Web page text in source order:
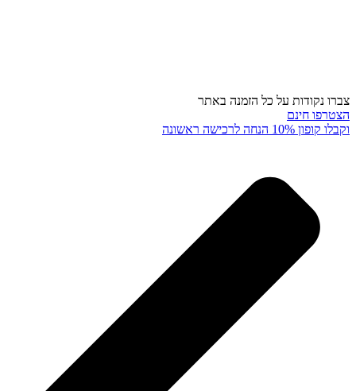
צברו נקודות על כל הזמנה באתר
הצטרפו חינם
וקבלו קופון 10% הנחה לרכישה ראשונה